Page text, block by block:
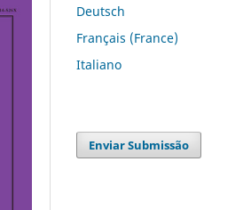
Deutsch
Français (France)
Italiano
Enviar Submissão